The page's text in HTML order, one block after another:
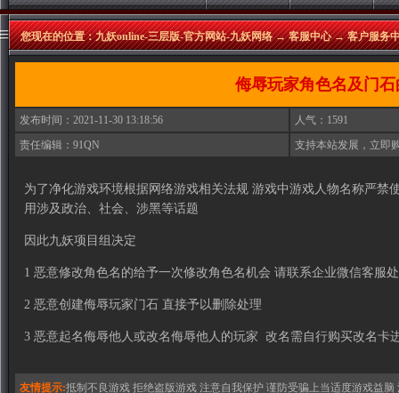
您现在的位置：九妖online-三层版-官方网站-九妖网络→客服中心→客户服务
侮辱玩家角色名及门
发布时间： 2021-11-30 13:18:56 人气： 1591
责任编辑：91QN
支持本站发展，立即
为了净化游戏环境根据网络游戏相关法规 游戏中游戏人物名称严禁
用涉及政治、社会、涉黑等话题
因此九妖项目组决定
1 恶意修改角色名的给予一次修改角色名机会 请联系企业微信客服
2 恶意创建侮辱玩家门石 直接予以删除处理
3 恶意起名侮辱他人或改名侮辱他人的玩家 改名需自行购买改名卡
友情提示:抵制不良游戏 拒绝盗版游戏 注意自我保护 谨防受骗上当适度游戏益脑